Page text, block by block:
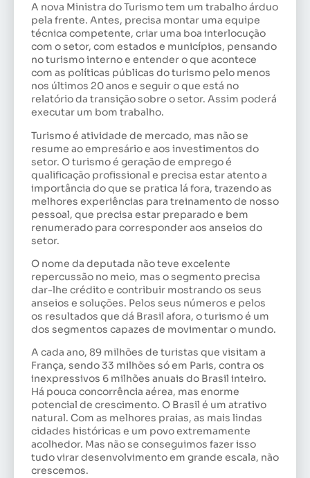
A nova Ministra do Turismo tem um trabalho árduo
pela frente. Antes, precisa montar uma equipe
técnica competente, criar uma boa interlocução
com o setor, com estados e municípios, pensando
no turismo interno e entender o que acontece
com as políticas públicas do turismo pelo menos
nos últimos 20 anos e seguir o que está no
relatório da transição sobre o setor. Assim poderá
executar um bom trabalho.
Turismo é atividade de mercado, mas não se
resume ao empresário e aos investimentos do
setor. O turismo é geração de emprego é
qualificação profissional e precisa estar atento a
importância do que se pratica lá fora, trazendo as
melhores experiências para treinamento de nosso
pessoal, que precisa estar preparado e bem
renumerado para corresponder aos anseios do
setor.
O nome da deputada não teve excelente
repercussão no meio, mas o segmento precisa
dar-lhe crédito e contribuir mostrando os seus
anseios e soluções. Pelos seus números e pelos
os resultados que dá Brasil afora, o turismo é um
dos segmentos capazes de movimentar o mundo.
A cada ano, 89 milhões de turistas que visitam a
França, sendo 33 milhões só em Paris, contra os
inexpressivos 6 milhões anuais do Brasil inteiro.
Há pouca concorrência aérea, mas enorme
potencial de crescimento. O Brasil é um atrativo
natural. Com as melhores praias, as mais lindas
cidades históricas e um povo extremamente
acolhedor. Mas não se conseguimos fazer isso
tudo virar desenvolvimento em grande escala, não
crescemos.